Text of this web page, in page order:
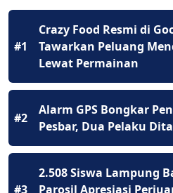
#1
Crazy Food Resmi di
Tawarkan Peluang
Lewat Permainan
#2
Alarm GPS Bongkar
Pesbar, Dua Pelaku
#3
2.508 Siswa Lampung
Parosil Apresiasi